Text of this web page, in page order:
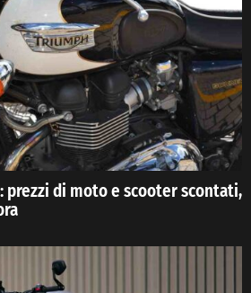
di moto e scooter scontati,